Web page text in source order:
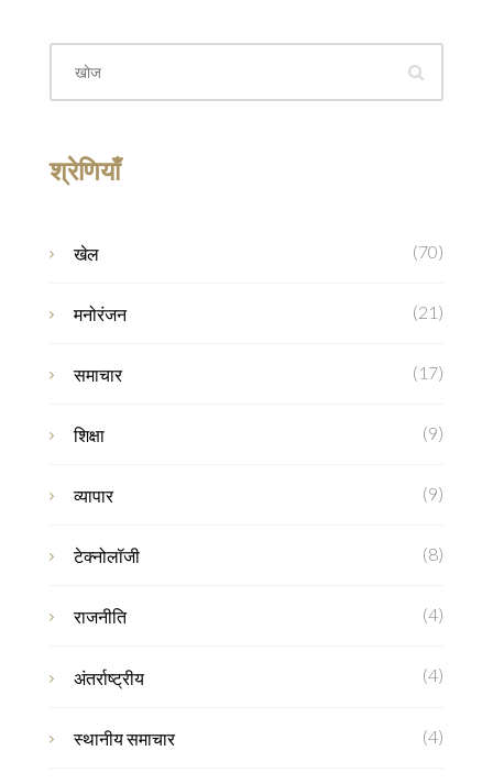
श्रेणियाँ
खेल (70)
मनोरंजन (21)
समाचार (17)
शिक्षा (9)
व्यापार (9)
टेक्नोलॉजी (8)
राजनीति (4)
अंतर्राष्ट्रीय (4)
स्थानीय समाचार (4)